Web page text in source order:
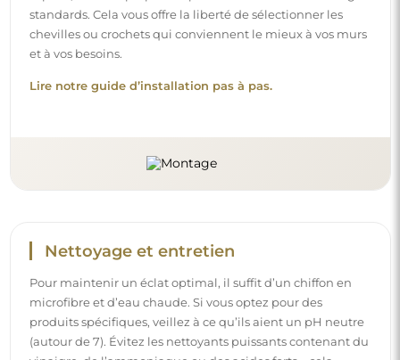
standards. Cela vous offre la liberté de sélectionner les
chevilles ou crochets qui conviennent le mieux à vos murs
et à vos besoins.
Lire notre guide d’installation pas à pas.
Nettoyage et entretien
Pour maintenir un éclat optimal, il suffit d’un chiffon en
microfibre et d’eau chaude. Si vous optez pour des
produits spécifiques, veillez à ce qu’ils aient un pH neutre
(autour de 7). Évitez les nettoyants puissants contenant du